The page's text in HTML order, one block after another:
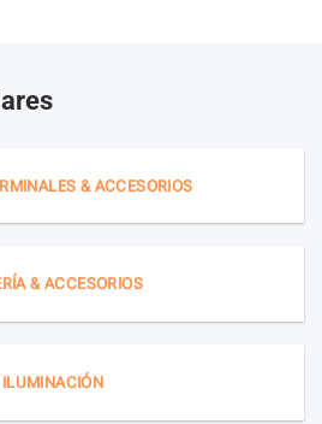
& ACCESORIOS
& ACCESORIOS
ILUMINACIÓN